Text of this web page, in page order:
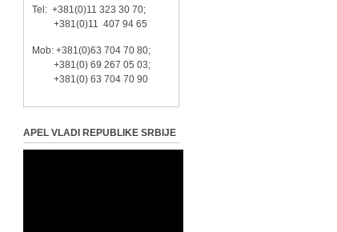
Tel: +381(0)11 323 30 70;
+381(0)11 407 94 65
Mob: +381(0)63 704 70 80;
+381(0) 69 267 05 03;
+381(0) 63 704 70 90
APEL VLADI REPUBLIKE SRBIJE